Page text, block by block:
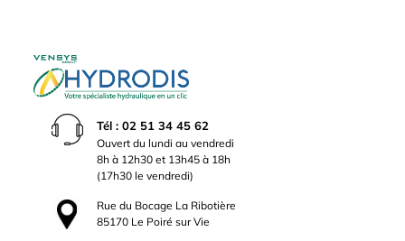
Tél : 02 51 34 45 62
Ouvert du lundi au vendredi
8h à 12h30 et 13h45 à 18h
(17h30 le vendredi)
Rue du Bocage La Ribotière
85170 Le Poiré sur Vie